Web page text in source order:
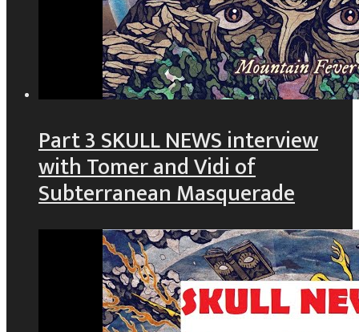
Part 3 SKULL NEWS interview
with Tomer and Vidi of
Subterranean Masquerade